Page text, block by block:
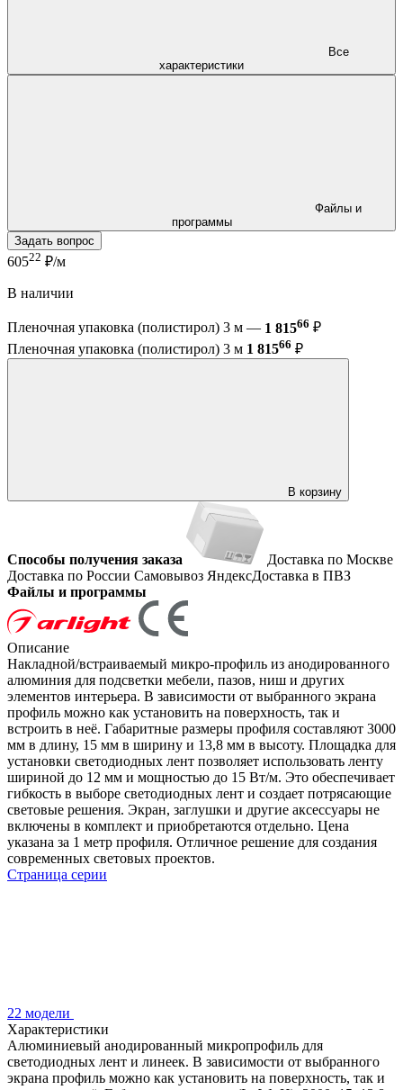
характеристики
программы
Задать вопрос
60522 ₽/м
В наличии
Пленочная упаковка (полистирол) 3 м — 1 81566 ₽
Пленочная упаковка (полистирол) 3 м 1 81566 ₽
В корзину
Способы получения заказа
Доставка по Москве
Доставка по России Самовывоз ЯндексДоставка в ПВЗ
Файлы и программы
Описание
Накладной/встраиваемый микро-профиль из анодированного
алюминия для подсветки мебели, пазов, ниш и других
элементов интерьера. В зависимости от выбранного экрана
профиль можно как установить на поверхность, так и
встроить в неё. Габаритные размеры профиля составляют 3000
мм в длину, 15 мм в ширину и 13,8 мм в высоту. Площадка для
установки светодиодных лент позволяет использовать ленту
шириной до 12 мм и мощностью до 15 Вт/м. Это обеспечивает
гибкость в выборе светодиодных лент и создает потрясающие
световые решения. Экран, заглушки и другие аксессуары не
включены в комплект и приобретаются отдельно. Цена
указана за 1 метр профиля. Отличное решение для создания
современных световых проектов.
Страница серии
22 модели
Характеристики
Алюминиевый анодированный микропрофиль для
светодиодных лент и линеек. В зависимости от выбранного
экрана профиль можно как установить на поверхность, так и